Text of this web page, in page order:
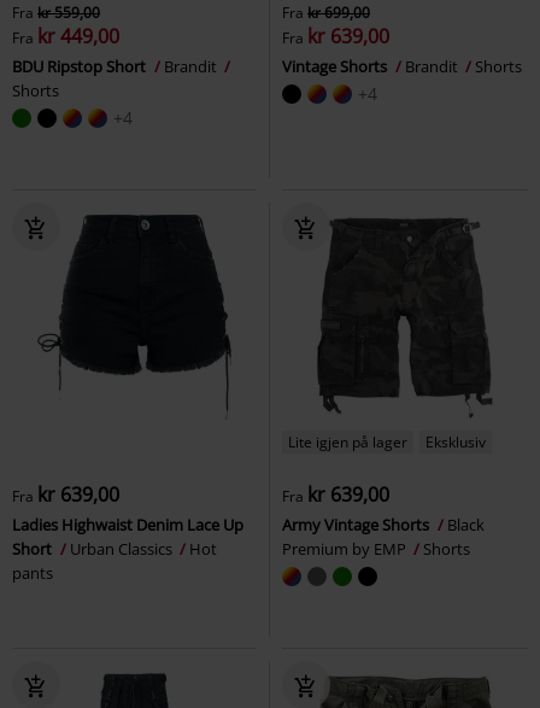
Fra kr 559,00
Fra kr 449,00
BDU Ripstop Short
Brandit
Shorts
+4
Fra kr 699,00
Fra kr 639,00
Vintage Shorts Brandit Shorts
+4
Fra kr 639,00
Ladies Highwaist Denim Lace Up
Short
Urban Classics
Hot
pants
Lite igjen på lager Eksklusiv
Fra kr 639,00
Army Vintage Shorts
Black
Premium by EMP
Shorts